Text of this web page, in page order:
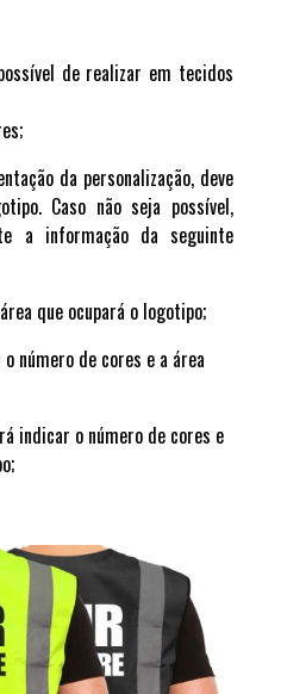
de realizar em tecidos
da personalização, deve
Caso não seja possível,
a informação da seguinte
que ocupará o logotipo;
o número de cores e a área
indicar o número de cores e